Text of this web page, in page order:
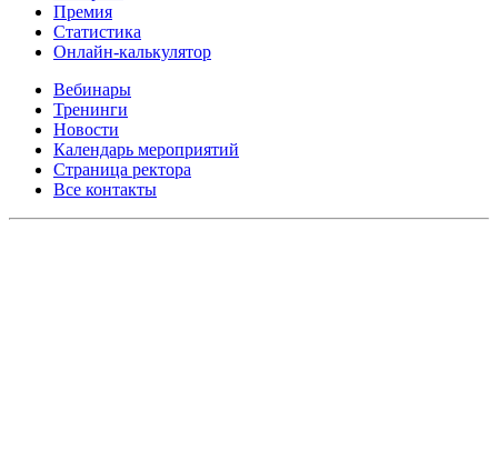
Премия
Статистика
Онлайн-калькулятор
Вебинары
Тренинги
Новости
Календарь мероприятий
Страница ректора
Все контакты